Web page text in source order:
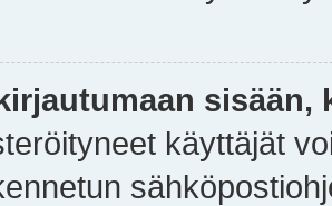
sisään,
käyttäjät